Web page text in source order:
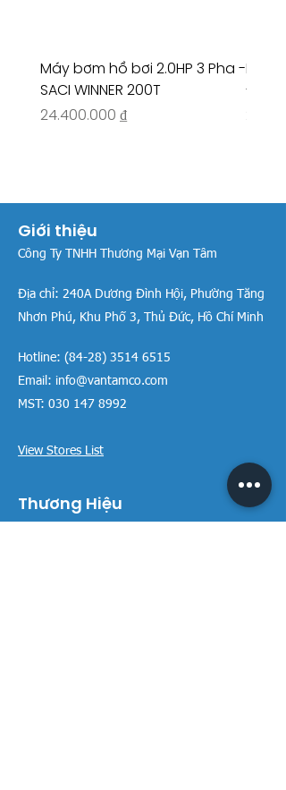
Máy bơm hồ bơi 2.0HP 3 Pha -
SACI WINNER 200T
Giá
24.400.000 ₫
Máy
-
Giới thiệu
Công Ty TNHH Thương Mại Vạn Tâm
Địa chỉ: 240A Dương Đình Hội, Phường Tăng
Nhơn Phú, Khu Phố 3, Thủ Đức, Hồ Chí Minh
Hotline: (84-28) 3514 6515
Email: info@vantamco.com
MST: 030 147 8992
View Stores List
Thương Hiệu